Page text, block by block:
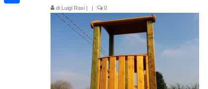
di Luigi Rasi | | 0